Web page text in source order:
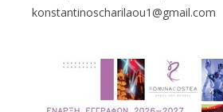
konstantinoscharilaou1@gmail.com